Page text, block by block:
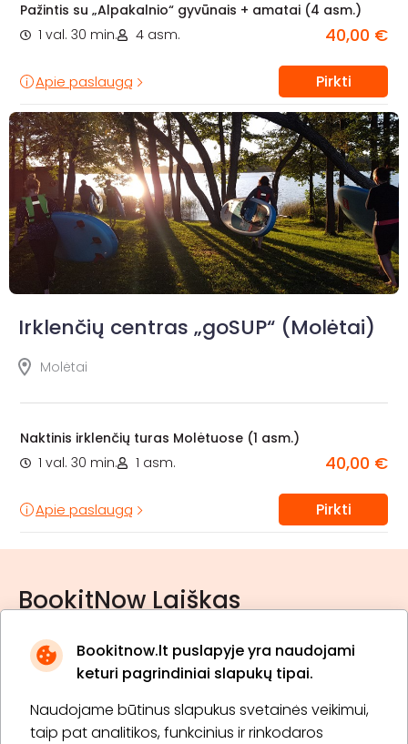
Bookitnow.lt puslapyje yra naudojami
keturi pagrindiniai slapukų tipai.
Naudojame būtinus slapukus svetainės veikimui,
taip pat analitikos, funkcinius ir rinkodaros
Pažintis su „Alpakalnio“ gyvūnais + amatai (4 asm.)
1 val. 30 min.
4 asm. 40,00 €
Apie paslaugą Pirkti
Irklenčių centras „goSUP“ (Molėtai)
Molėtai
Naktinis irklenčių turas Molėtuose (1 asm.)
1 val. 30 min.
1 asm. 40,00 €
Apie paslaugą Pirkti
BookitNow Laiškas
* Susipažinau su privatumo politika